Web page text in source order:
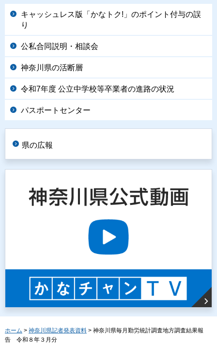
キャッシュレス版「かなトク!」のポイント付与の誤
り
公私合同説明・相談会
神奈川県の活断層
令和7年度 公立中学校等卒業者の進路の状況
パスポートセンター
県の広報
ホーム > 神奈川県記者発表資料 > 神奈川県毎月勤労統計調査地方調査結果報
告 令和８年３月分